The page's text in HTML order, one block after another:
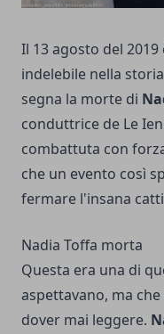
Il 13 agosto del
indelebile nella
segna la morte di
conduttrice de Le
combattuta con
che un evento così
fermare l'insana
Nadia Toffa morta
Questa era una di
aspettavano, ma
dover mai leggere.